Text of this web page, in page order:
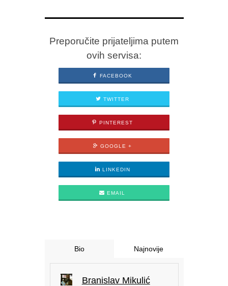
Preporučite prijateljima putem
ovih servisa:
FACEBOOK
TWITTER
PINTEREST
GOOGLE +
LINKEDIN
EMAIL
Bio Najnovije
Branislav Mikulić